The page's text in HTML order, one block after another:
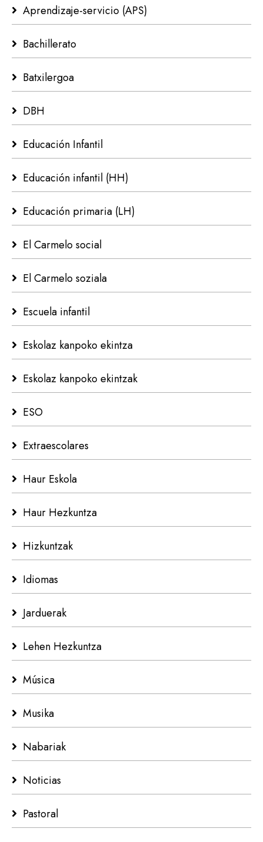
Aprendizaje-servicio (APS)
Bachillerato
Batxilergoa
DBH
Educación Infantil
Educación infantil (HH)
Educación primaria (LH)
El Carmelo social
El Carmelo soziala
Escuela infantil
Eskolaz kanpoko ekintza
Eskolaz kanpoko ekintzak
ESO
Extraescolares
Haur Eskola
Haur Hezkuntza
Hizkuntzak
Idiomas
Jarduerak
Lehen Hezkuntza
Música
Musika
Nabariak
Noticias
Pastoral